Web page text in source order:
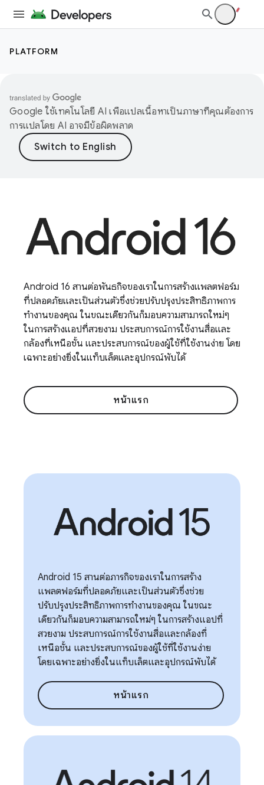
PLATFORM
Google ใช้เทคโนโลยี AI เพื่อแปลเนื้อหาเป็นภาษาที่คุณต้องการ
การแปลโดย AI อาจมีข้อผิดพลาด
Android 16 สานต่อพันธกิจของเราในการสร้างแพลตฟอร์ม
ที่ปลอดภัยและเป็นส่วนตัวซึ่งช่วยปรับปรุงประสิทธิภาพการ
ทำงานของคุณ ในขณะเดียวกันก็มอบความสามารถใหม่ๆ
ในการสร้างแอปที่สวยงาม ประสบการณ์การใช้งานสื่อและ
กล้องที่เหนือชั้น และประสบการณ์ของผู้ใช้ที่ใช้งานง่าย โดย
เฉพาะอย่างยิ่งในแท็บเล็ตและอุปกรณ์พับได้
หน้าแรก
Android 15 สานต่อภารกิจของเราในการสร้าง
แพลตฟอร์มที่ปลอดภัยและเป็นส่วนตัวซึ่งช่วย
ปรับปรุงประสิทธิภาพการทำงานของคุณ ในขณะ
เดียวกันก็มอบความสามารถใหม่ๆ ในการสร้างแอปที่
สวยงาม ประสบการณ์การใช้งานสื่อและกล้องที่
เหนือชั้น และประสบการณ์ของผู้ใช้ที่ใช้งานง่าย
โดยเฉพาะอย่างยิ่งในแท็บเล็ตและอุปกรณ์พับได้
หน้าแรก